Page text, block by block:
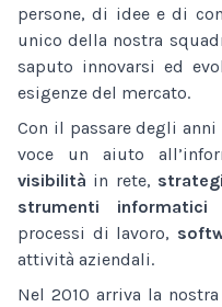
persone, di idee e di
unico della nostra
saputo innovarsi ed
esigenze del mercato.
Con il passare degli
voce un aiuto
visibilità in rete,
strumenti informatici
processi di lavoro,
attività aziendali.
Nel 2010 arriva la